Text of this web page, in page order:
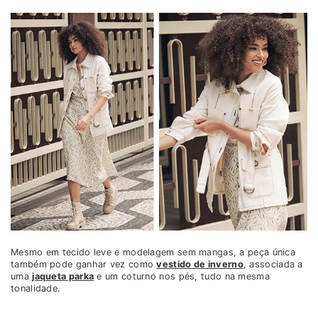
Mesmo em tecido leve e modelagem sem mangas, a peça única
também pode ganhar vez comovestido de inverno, associada a
umajaqueta parka e um coturno nos pés, tudo na mesma
tonalidade.